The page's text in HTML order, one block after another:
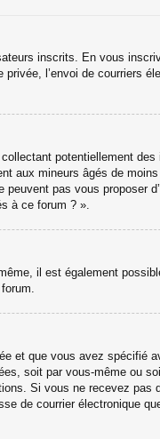
inscrits. En vous
l’envoi de courriers
potentiellement
aux mineurs âgés de
pas vous proposer
à ce forum ? ».
il est également
et que vous avez spécifié
soit par vous-même ou
Si vous ne recevez pas
de courrier électronique